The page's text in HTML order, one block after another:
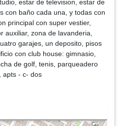
estar de television, estar de
con baño cada una, y todas con
principal con super vestier,
auxiliar, zona de lavanderia,
garajes, un deposito, pisos
con club house: gimnasio,
de golf, tenis, parqueadero
apts - c- dos